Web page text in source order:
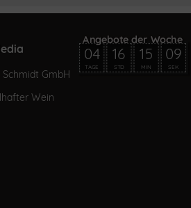
GmbH
Wein
04
TAGE
16
STD
15
MIN
09
SEK